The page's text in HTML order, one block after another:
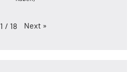
1 / 18 Next »